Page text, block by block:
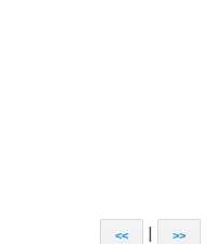
<< >>